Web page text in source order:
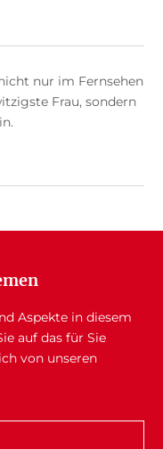
nur im Fernsehen
Frau, sondern
Aspekte in diesem
auf das für Sie
von unseren